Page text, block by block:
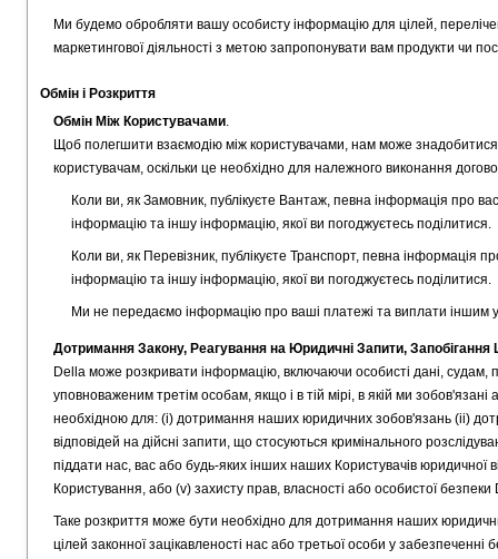
Ми будемо обробляти вашу особисту інформацію для цілей,
маркетингової діяльності з метою запропонувати вам продукти чи
Обмін і Розкриття
Обмін Між Користувачами.
Щоб полегшити взаємодію між користувачами, нам може
користувачам, оскільки це необхідно для належного виконання
Коли ви, як Замовник, публікуєте Вантаж, певна інформація про
інформацію та іншу інформацію, якої ви погоджуєтесь поділитися.
Коли ви, як Перевізник, публікуєте Транспорт, певна
інформацію та іншу інформацію, якої ви погоджуєтесь поділитися.
Ми не передаємо інформацію про ваші платежі та виплати іншим
Дотримання Закону, Реагування на Юридичні Запити,
Della може розкривати інформацію, включаючи особисті дані,
уповноваженим третім особам, якщо і в тій мірі, в якій ми
необхідною для: (i) дотримання наших юридичних зобов'язань (ii)
відповідей на дійсні запити, що стосуються кримінального
піддати нас, вас або будь-яких інших наших Користувачів
Користування, або (v) захисту прав, власності або особистої безпеки
Таке розкриття може бути необхідно для дотримання наших
цілей законної зацікавленості нас або третьої особи у